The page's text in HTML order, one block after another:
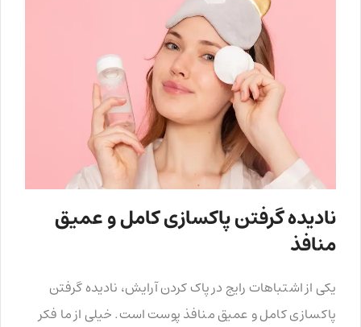
نادیده گرفتن پاکسازی کامل و عمیق
منافذ
یکی از اشتباهات رایج در پاک کردن آرایش، نادیده گرفتن
پاکسازی کامل و عمیق منافذ پوست است. خیلی از ما فکر